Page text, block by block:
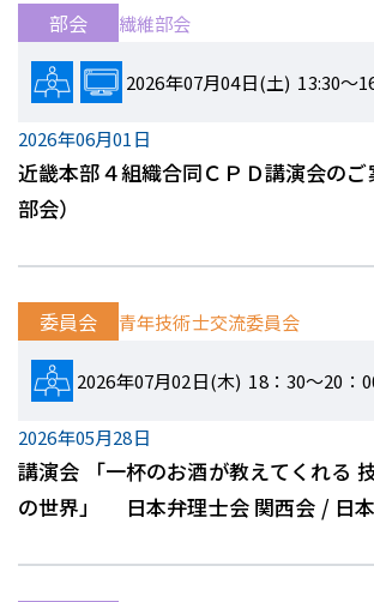
部会 繊維部会
2026年07月04日(土) 13:30～
2026年06月01日
近畿本部４組織合同ＣＰＤ講演会の
部会）
委員会 青年技術士交流委員会
2026年07月02日(木) 18：30～20：
2026年05月28日
講演会 「⼀杯のお酒が教えてくれる 技術と特許
の世界」 ⽇本弁理⼠会 関⻄会 / ⽇本技術⼠会